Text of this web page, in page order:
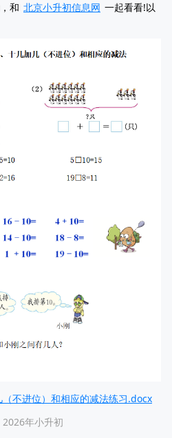
和 北京小升初信息网 一起看看!以
（不进位）和相应的减法练习.docx
2026年小升初